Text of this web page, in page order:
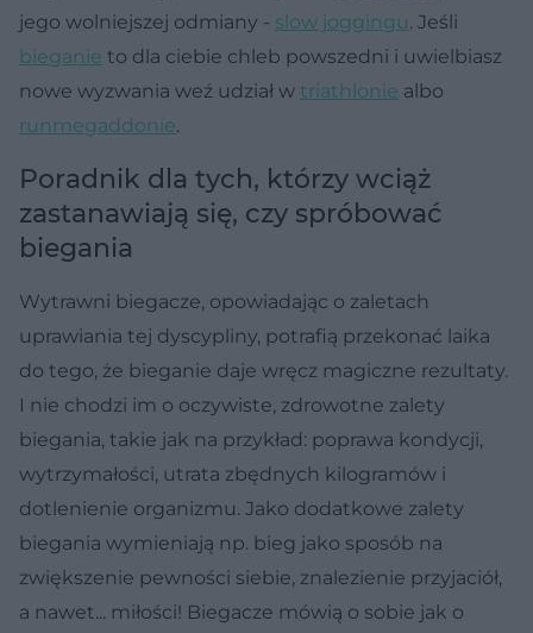
jego wolniejszej odmiany - slow joggingu. Jeśli
bieganie to dla ciebie chleb powszedni i uwielbiasz
nowe wyzwania weź udział w triathlonie albo
runmegaddonie.
Poradnik dla tych, którzy wciąż
zastanawiają się, czy spróbować
biegania
Wytrawni biegacze, opowiadając o zaletach
uprawiania tej dyscypliny, potrafią przekonać laika
do tego, że bieganie daje wręcz magiczne rezultaty.
I nie chodzi im o oczywiste, zdrowotne zalety
biegania, takie jak na przykład: poprawa kondycji,
wytrzymałości, utrata zbędnych kilogramów i
dotlenienie organizmu. Jako dodatkowe zalety
biegania wymieniają np. bieg jako sposób na
zwiększenie pewności siebie, znalezienie przyjaciół,
a nawet... miłości! Biegacze mówią o sobie jak o